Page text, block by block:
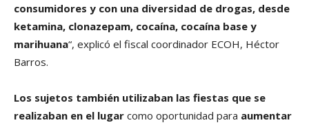
consumidores y con una diversidad de drogas, desde
ketamina, clonazepam, cocaína, cocaína base y
marihuana“, explicó el fiscal coordinador ECOH, Héctor
Barros.
Los sujetos también utilizaban las fiestas que se
realizaban en el lugar como oportunidad para aumentar